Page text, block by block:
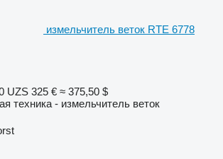
измельчитель веток RTE 6778
UZS 325 € ≈ 375,50 $
техника - измельчитель веток